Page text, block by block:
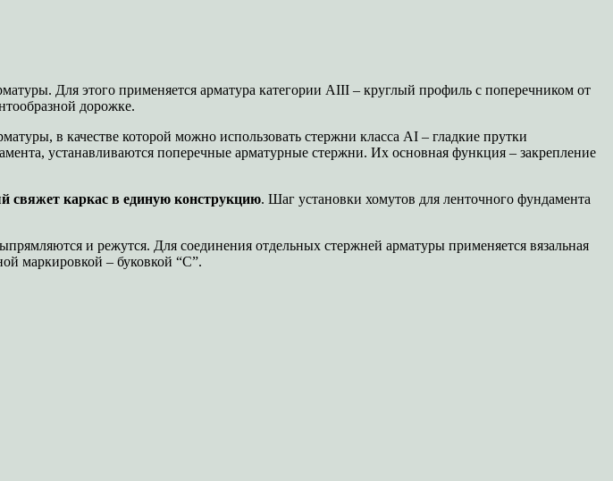
Для этого применяется арматура категории АIII – круглый профиль с поперечником от
дорожке.
в качестве которой можно использовать стержни класса АI – гладкие прутки
устанавливаются поперечные арматурные стержни. Их основная функция – закрепление
свяжет каркас в единую конструкцию. Шаг установки хомутов для ленточного фундамента
и режутся. Для соединения отдельных стержней арматуры применяется вязальная
маркировкой – буковкой “С”.